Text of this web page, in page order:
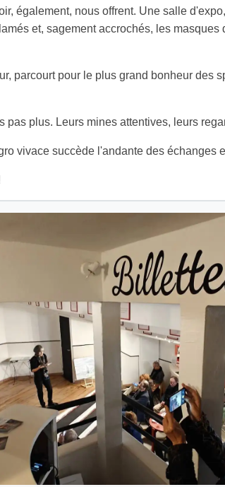
également, nous offrent. Une salle
et, sagement accrochés, les
parcourt pour le plus grand bonheur des
pas plus. Leurs mines attentives, leurs
vivace succède l'andante des échanges